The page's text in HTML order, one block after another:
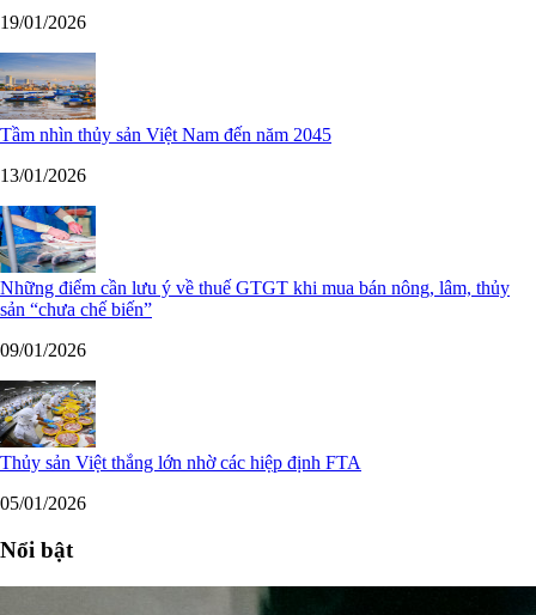
19/01/2026
Tầm nhìn thủy sản Việt Nam đến năm 2045
13/01/2026
Những điểm cần lưu ý về thuế GTGT khi mua bán nông, lâm, thủy
sản “chưa chế biến”
09/01/2026
Thủy sản Việt thắng lớn nhờ các hiệp định FTA
05/01/2026
Nổi bật